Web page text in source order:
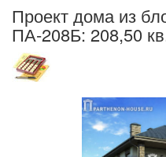
Проект дома из
ПА-208Б: 208,50